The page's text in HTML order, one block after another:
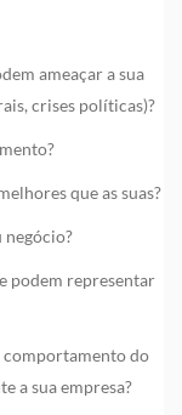
ameaçar a sua
crises políticas)?
que as suas?
negócio?
podem representar
comportamento do
a sua empresa?